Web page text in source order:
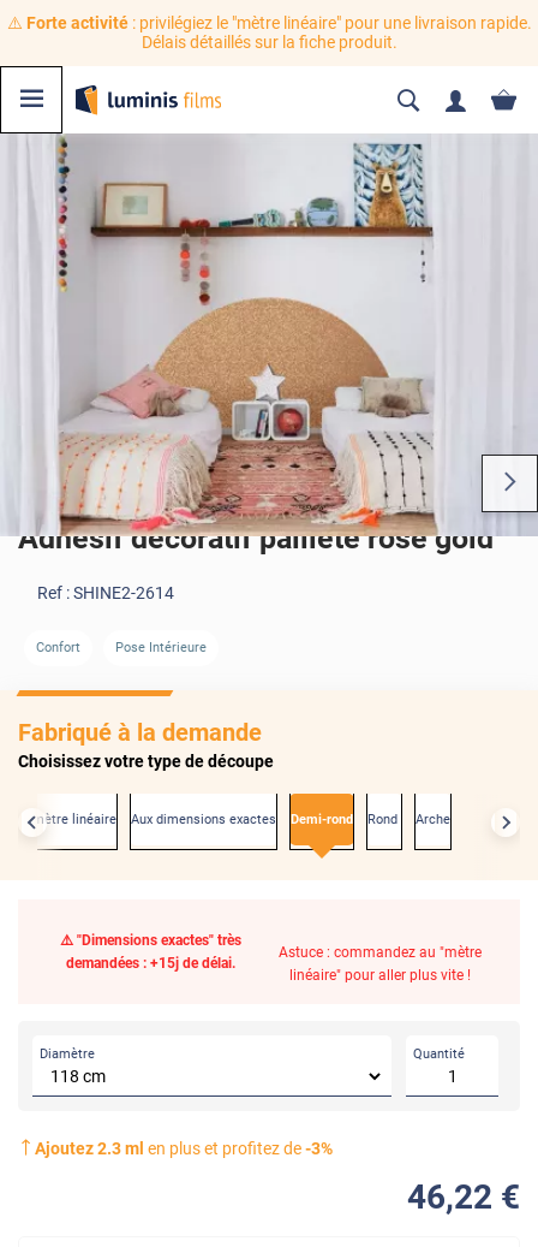
⚠️ Forte activité: privilégiez le "mètre linéaire" pour une livraison rapide.
Délais détaillés sur la fiche produit.
Adhésif décoratif pailleté rose gold
Ref :SHINE2-2614
Confort Pose Intérieure
Fabriqué à la demande
Choisissez votre type de découpe
Au mètre linéaire Aux dimensions exactes Demi-rond Rond Arche
⚠️ "Dimensions exactes" très
demandées : +15j de délai.
Astuce : commandez au "mètre
linéaire" pour aller plus vite !
Diamètre Quantité
Ajoutez2.3ml en plus et profitez de-3%
46,22 €